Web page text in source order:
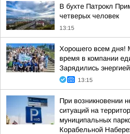
В бухте Патрокл
четверых человек
13:15
Хорошего всем дня!
время в компании
Зарядились
13:15
При возникновении
ситуаций на
муниципальных
Корабельной